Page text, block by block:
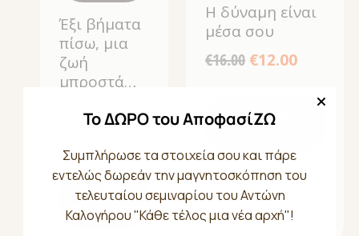
Έξι βήματα
πίσω, μια
ζωή
μπροστά…
15.00
Δήλωση
συμμετοχής
Η δύναμη είναι
μέσα σου
€16.00 €12.00
Δήλωση
Το ΔΩΡΟ του ΑποφασίΖΩ
Συμπλήρωσε τα στοιχεία σου και πάρε
εντελώς δωρεάν την μαγνητοσκόπηση του
τελευταίου σεμιναρίου του Αντώνη
Καλογήρου "Κάθε τέλος μια νέα αρχή"!